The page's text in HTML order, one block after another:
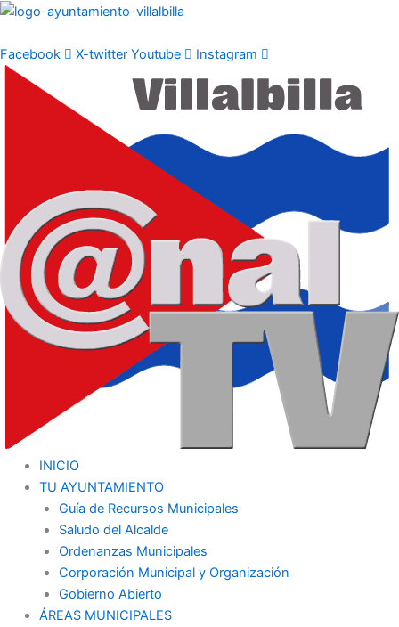
Ir
contenido
Facebook X-twitter Youtube Instagram
INICIO
TU AYUNTAMIENTO
Guía de Recursos Municipales
Saludo del Alcalde
Ordenanzas Municipales
Corporación Municipal y Organización
Gobierno Abierto
ÁREAS MUNICIPALES